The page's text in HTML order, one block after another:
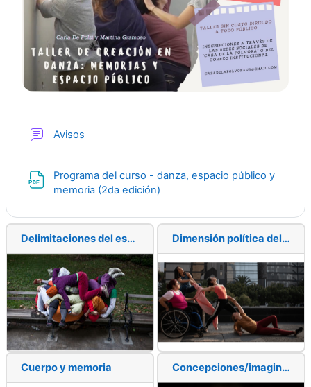
Avisos
Programa del curso - danza, espacio público y
memoria (2da edición)
Delimitaciones del espacio público como concepto Dimensión política del arte en vínculo con los espacios públicos
Cuerpo y memoria Concepciones/imaginarios de arte y danza que circulan y provocan tensiones en estos espacios en particular